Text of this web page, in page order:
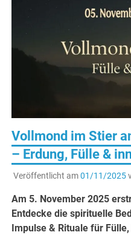
Vollmond im Stier
– Erdung, Fülle &
Veröffentlicht am01/11/2025
Am 5. November 2025
Entdecke die spirituelle
Impulse & Rituale für